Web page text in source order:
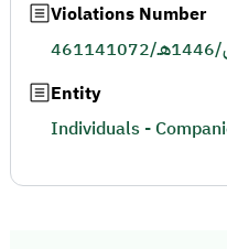
Violations Number
1446هـ
Entity
Individuals -